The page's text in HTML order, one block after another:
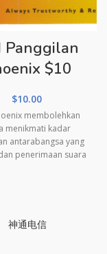
Panggilan
$10
$10.00
membolehkan
menikmati kadar
antarabangsa yang
penerimaan suara
di Singapura. Dan
dan penyata
神通电信